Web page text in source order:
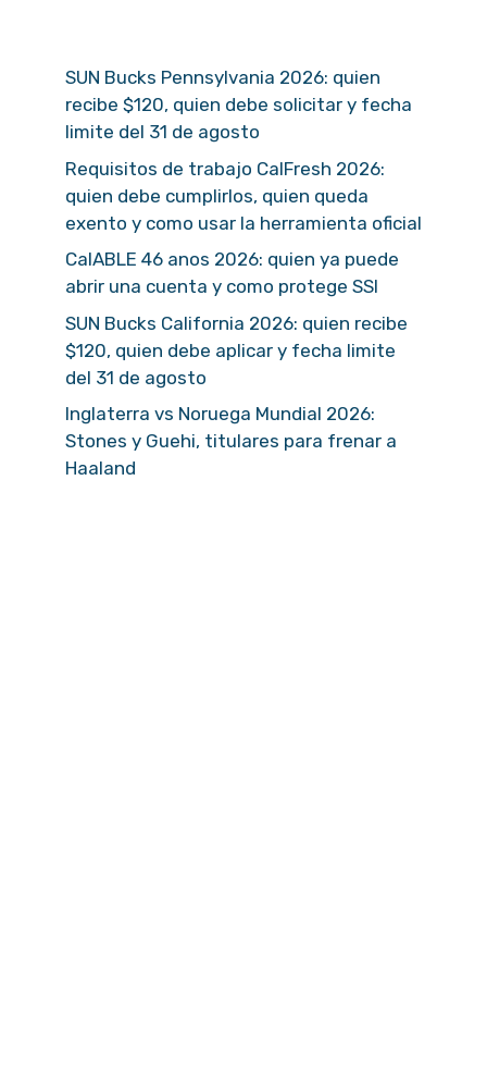
SUN Bucks Pennsylvania 2026: quien
recibe $120, quien debe solicitar y fecha
limite del 31 de agosto
Requisitos de trabajo CalFresh 2026:
quien debe cumplirlos, quien queda
exento y como usar la herramienta oficial
CalABLE 46 anos 2026: quien ya puede
abrir una cuenta y como protege SSI
SUN Bucks California 2026: quien recibe
$120, quien debe aplicar y fecha limite
del 31 de agosto
Inglaterra vs Noruega Mundial 2026:
Stones y Guehi, titulares para frenar a
Haaland